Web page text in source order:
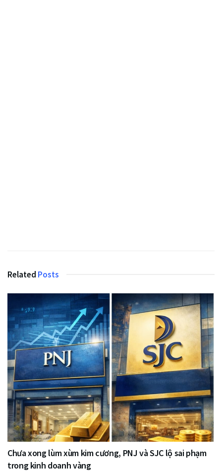
Related Posts
Chưa xong lùm xùm kim cương, PNJ và SJC lộ sai phạm
trong kinh doanh vàng